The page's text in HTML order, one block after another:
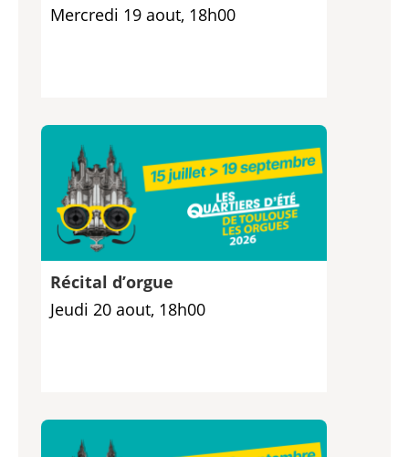
Mercredi 19 aout, 18h00
Récital d’orgue
Jeudi 20 aout, 18h00